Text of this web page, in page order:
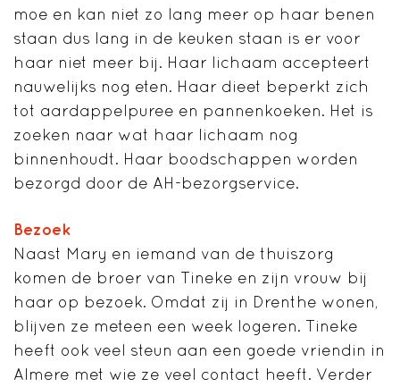
moe en kan niet zo lang meer op haar benen
staan dus lang in de keuken staan is er voor
haar niet meer bij. Haar lichaam accepteert
nauwelijks nog eten. Haar dieet beperkt zich
tot aardappelpuree en pannenkoeken. Het is
zoeken naar wat haar lichaam nog
binnenhoudt. Haar boodschappen worden
bezorgd door de AH-bezorgservice.
Bezoek
Naast Mary en iemand van de thuiszorg
komen de broer van Tineke en zijn vrouw bij
haar op bezoek. Omdat zij in Drenthe wonen,
blijven ze meteen een week logeren. Tineke
heeft ook veel steun aan een goede vriendin in
Almere met wie ze veel contact heeft. Verder